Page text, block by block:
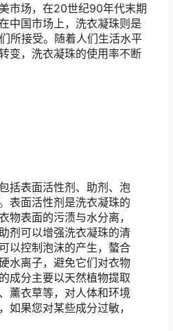
市场，在20世纪90年代末期
中国市场上，洗衣凝珠则是
所接受。随着人们生活水平
变，洗衣凝珠的使用率不断
括表面活性剂、助剂、泡
表面活性剂是洗衣凝珠的
物表面的污渍与水分离，
剂可以增强洗衣凝珠的清
以控制泡沫的产生，螯合
水离子，避免它们对衣物
成分主要以天然植物提取
薰衣草等，对人体和环境
如果您对某些成分过敏，